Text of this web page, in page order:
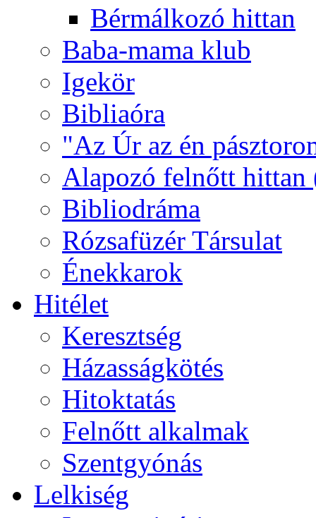
Bérmálkozó hittan
Baba-mama klub
Igekör
Bibliaóra
"Az Úr az én
Alapozó felnőtt hittan
Bibliodráma
Rózsafüzér Társulat
Énekkarok
Hitélet
Keresztség
Házasságkötés
Hitoktatás
Felnőtt alkalmak
Szentgyónás
Lelkiség